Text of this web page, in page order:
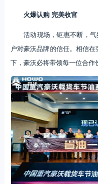
火爆认购 完美收官
活动现场，钜惠不断，
户对豪沃品牌的信任。相信
下，豪沃必将带领每一位合作